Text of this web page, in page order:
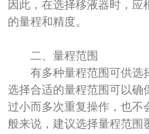
因此，在选择移液器时，应
的量程和精度。
二、量程范围
有多种量程范围可供选择
选择合适的量程范围可以确
过小而多次重复操作，也不
般来说，建议选择量程范围